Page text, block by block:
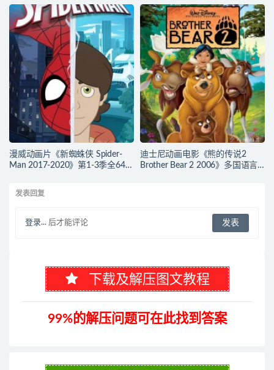
幕(含中文) 官方纯净收藏版
720P/MKV/2.43G 动画片勇敢传
说下载
言(含国语)+中英文字幕(AI字幕)
官方纯净收藏版
720P/MKV/38.2G 动画片道格看
世界下载
漫威动画片《新蜘蛛侠 Spider-
Man 2017-2020》第1-3季全64集
文) 官方纯净收藏版
720P/MKV/27.9G 动画片蜘蛛侠
迪士尼动画电影《熊的传说2
Brother Bear 2 2006》多国语言
发表回复
登录... 后才能评论
下载及解压图文教程
99%的解压问题可在此找到答案